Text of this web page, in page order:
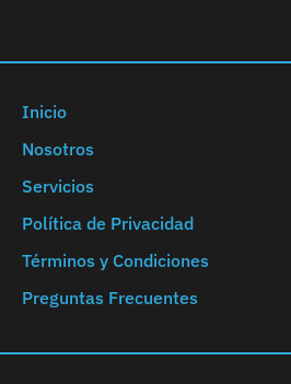
Inicio
Nosotros
Servicios
Política de Privacidad
Términos y Condiciones
Preguntas Frecuentes